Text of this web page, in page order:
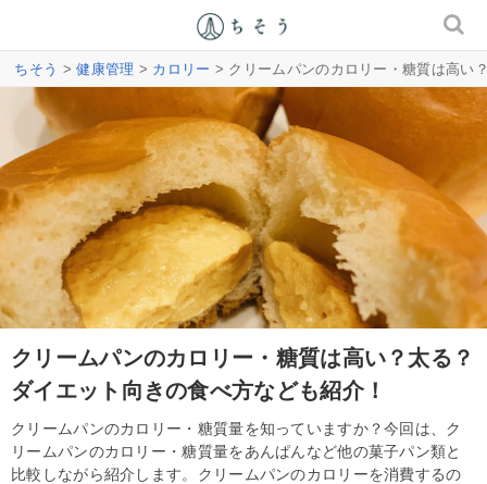
ちそう >健康管理 > カロリー > クリームパンのカロリー・糖質は高い
クリームパンのカロリー・糖質は高い？太る？
ダイエット向きの食べ方なども紹介！
クリームパンのカロリー・糖質量を知っていますか？今回は、ク
リームパンのカロリー・糖質量をあんぱんなど他の菓子パン類と
比較しながら紹介します。クリームパンのカロリーを消費するの